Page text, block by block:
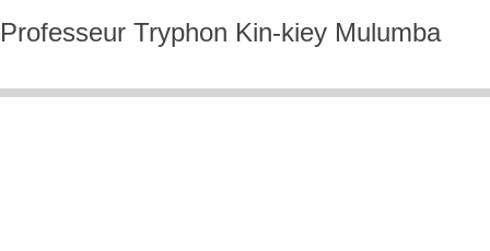
Professeur Tryphon Kin-kiey Mulumba